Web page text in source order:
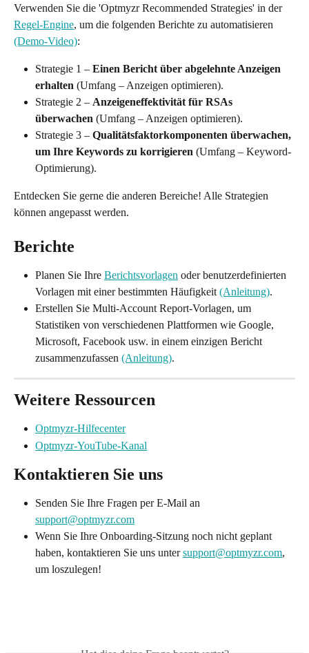
Verwenden Sie die 'Optmyzr Recommended Strategies' in der
Regel-Engine, um die folgenden Berichte zu automatisieren
(Demo-Video):
Strategie 1 – Einen Bericht über abgelehnte Anzeigen
erhalten (Umfang – Anzeigen optimieren).
Strategie 2 – Anzeigeneffektivität für RSAs
überwachen (Umfang – Anzeigen optimieren).
Strategie 3 – Qualitätsfaktorkomponenten überwachen,
um Ihre Keywords zu korrigieren (Umfang – Keyword-
Optimierung).
Entdecken Sie gerne die anderen Bereiche! Alle Strategien
können angepasst werden.
Berichte
Planen Sie Ihre Berichtsvorlagen oder benutzerdefinierten
Vorlagen mit einer bestimmten Häufigkeit (Anleitung).
Erstellen Sie Multi-Account Report-Vorlagen, um
Statistiken von verschiedenen Plattformen wie Google,
Microsoft, Facebook usw. in einem einzigen Bericht
zusammenzufassen (Anleitung).
Weitere Ressourcen
Optmyzr-Hilfecenter
Optmyzr-YouTube-Kanal
Kontaktieren Sie uns
Senden Sie Ihre Fragen per E-Mail an
support@optmyzr.com
Wenn Sie Ihre Onboarding-Sitzung noch nicht geplant
haben, kontaktieren Sie uns unter support@optmyzr.com,
um loszulegen!